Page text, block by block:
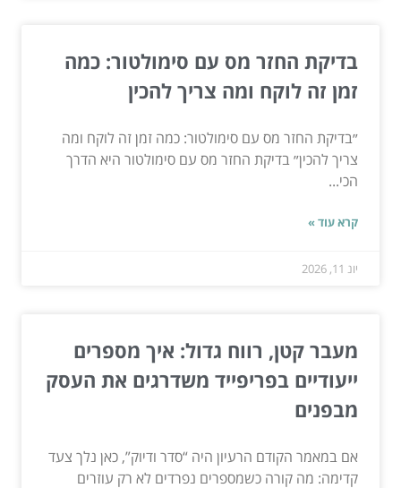
בדיקת החזר מס עם סימולטור: כמה
זמן זה לוקח ומה צריך להכין
״בדיקת החזר מס עם סימולטור: כמה זמן זה לוקח ומה
צריך להכין״ בדיקת החזר מס עם סימולטור היא הדרך
הכי...
קרא עוד »
יונ 11, 2026
מעבר קטן, רווח גדול: איך מספרים
ייעודיים בפריפייד משדרגים את העסק
מבפנים
אם במאמר הקודם הרעיון היה “סדר ודיוק”, כאן נלך צעד
קדימה: מה קורה כשמספרים נפרדים לא רק עוזרים